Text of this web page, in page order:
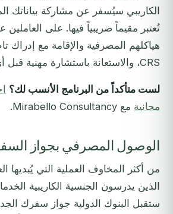
الكاريبي سيُسفر عن مشاركة بياناتك
تُعتبر مقيماً ضريبياً فيها. على
هياكلهم المصرفية والإقامة مع إدراك
CRS، والاستعانة باستشارة مهنية قبل أي إعادة هيكلة.
لست متأكداً من البرنامج الأنسب لك؟
مجانية مع Mirabello Consultancy.
الوصول المصرفي بجواز
من أكثر المخاوف العملية التي يُبديها
الذين يدرسون الجنسية الكاريبية
ستقبل البنوك الدولية جواز سفرك